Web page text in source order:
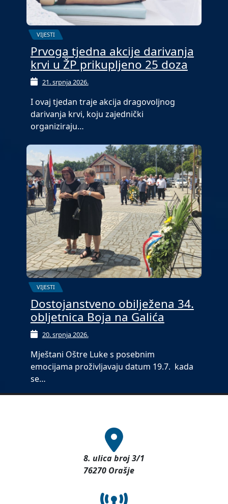
VIJESTI
Prvoga tjedna akcije darivanja
krvi u ŽP prikupljeno 25 doza
21. srpnja 2026.
I ovaj tjedan traje akcija dragovoljnog
darivanja krvi, koju zajednički
organiziraju…
VIJESTI
Dostojanstveno obilježena 34.
obljetnica Boja na Galića
20. srpnja 2026.
Mještani Oštre Luke s posebnim
emocijama proživljavaju datum 19.7. kada
se…
8. ulica broj 3/1
76270 Orašje